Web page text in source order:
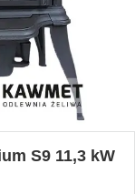
S9 11,3 kW